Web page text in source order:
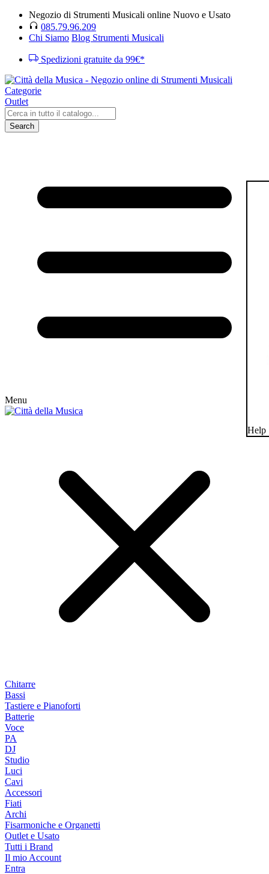
Negozio di Strumenti Musicali online Nuovo e Usato
085.79.96.209
Chi Siamo Blog Strumenti Musicali
Spedizioni gratuite da 99€*
Categorie
Outlet
Search
Menu
Chitarre
Bassi
Tastiere e Pianoforti
Batterie
Voce
PA
DJ
Studio
Luci
Cavi
Accessori
Fiati
Archi
Fisarmoniche e Organetti
Outlet e Usato
Tutti i Brand
Il mio Account
Entra
Help